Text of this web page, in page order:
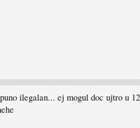
ilegalan... ej mogul doc ujtro u